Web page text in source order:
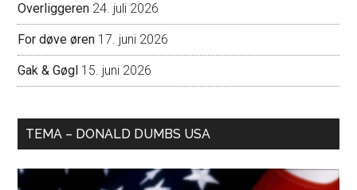
Overliggeren 24. juli 2026
For døve øren 17. juni 2026
Gak & Gøgl 15. juni 2026
TEMA – DONALD DUMBS USA